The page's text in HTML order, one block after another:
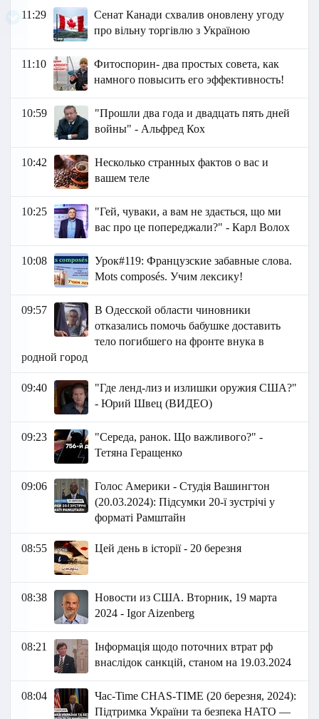
11:29
Сенат Канади схвалив оновлену угоду
про вільну торгівлю з Україною
11:10
Фитоспорин- два простых совета, как
намного повысить его эффективность!
10:59
"Прошли два года и двадцать пять дней
войны" - Альфред Кох
10:42
Несколько странных фактов о вас и
вашем теле
10:25
"Гей, чуваки, а вам не здається, що ми
вас про це попереджали?" - Карл Волох
10:08
Урок#119: Французские забавные слова.
Mots composés. Учим лексику!
09:57
В Одесской области чиновники
отказались помочь бабушке доставить
тело погибшего на фронте внука в
родной город
09:40
"Где ленд-лиз и излишки оружия США?"
- Юрий Швец (ВИДЕО)
09:23
"Середа, ранок. Що важливого?" -
Тетяна Геращенко
09:06
Голос Америки - Студія Вашингтон
(20.03.2024): Підсумки 20-ї зустрічі у
форматі Рамштайн
08:55 Цей день в історії - 20 березня
08:38
Новости из США. Вторник, 19 марта
2024 - Igor Aizenberg
08:21
Інформація щодо поточних втрат рф
внаслідок санкцій, станом на 19.03.2024
08:04
Час-Time CHAS-TIME (20 березня, 2024):
Підтримка України та безпека НАТО —